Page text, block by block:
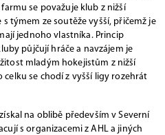
se považuje klub z nižší
týmem ze soutěže vyšší, přičemž je
jednoho vlastníka. Princip
půjčují hráče a navzájem je
mladým hokejistům z nižší
se chodí z vyšší ligy rozehrát
na oblibě především v Severní
s organizacemi z AHL a jiných